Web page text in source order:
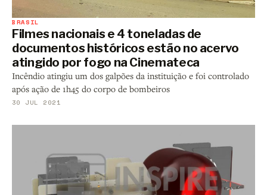
BRASIL
Filmes nacionais e 4 toneladas de
documentos históricos estão no acervo
atingido por fogo na Cinemateca
Incêndio atingiu um dos galpões da instituição e foi controlado
após ação de 1h45 do corpo de bombeiros
30 JUL 2021